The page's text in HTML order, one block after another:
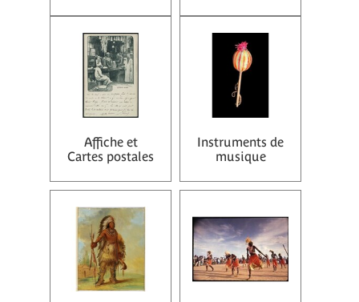
Affiche et
Cartes postales
Instruments de
musique